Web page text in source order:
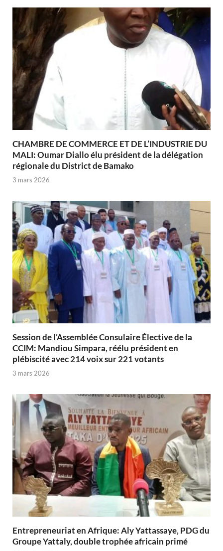
CHAMBRE DE COMMERCE ET DE L’INDUSTRIE DU
MALI: Oumar Diallo élu président de la délégation
régionale du District de Bamako
3 mars 2026
Session de l’Assemblée Consulaire Élective de la
CCIM: Mandiou Simpara, réélu président en
plébiscité avec 214 voix sur 221 votants
3 mars 2026
Entrepreneuriat en Afrique: Aly Yattassaye, PDG du
Groupe Yattaly, double trophée africain primé